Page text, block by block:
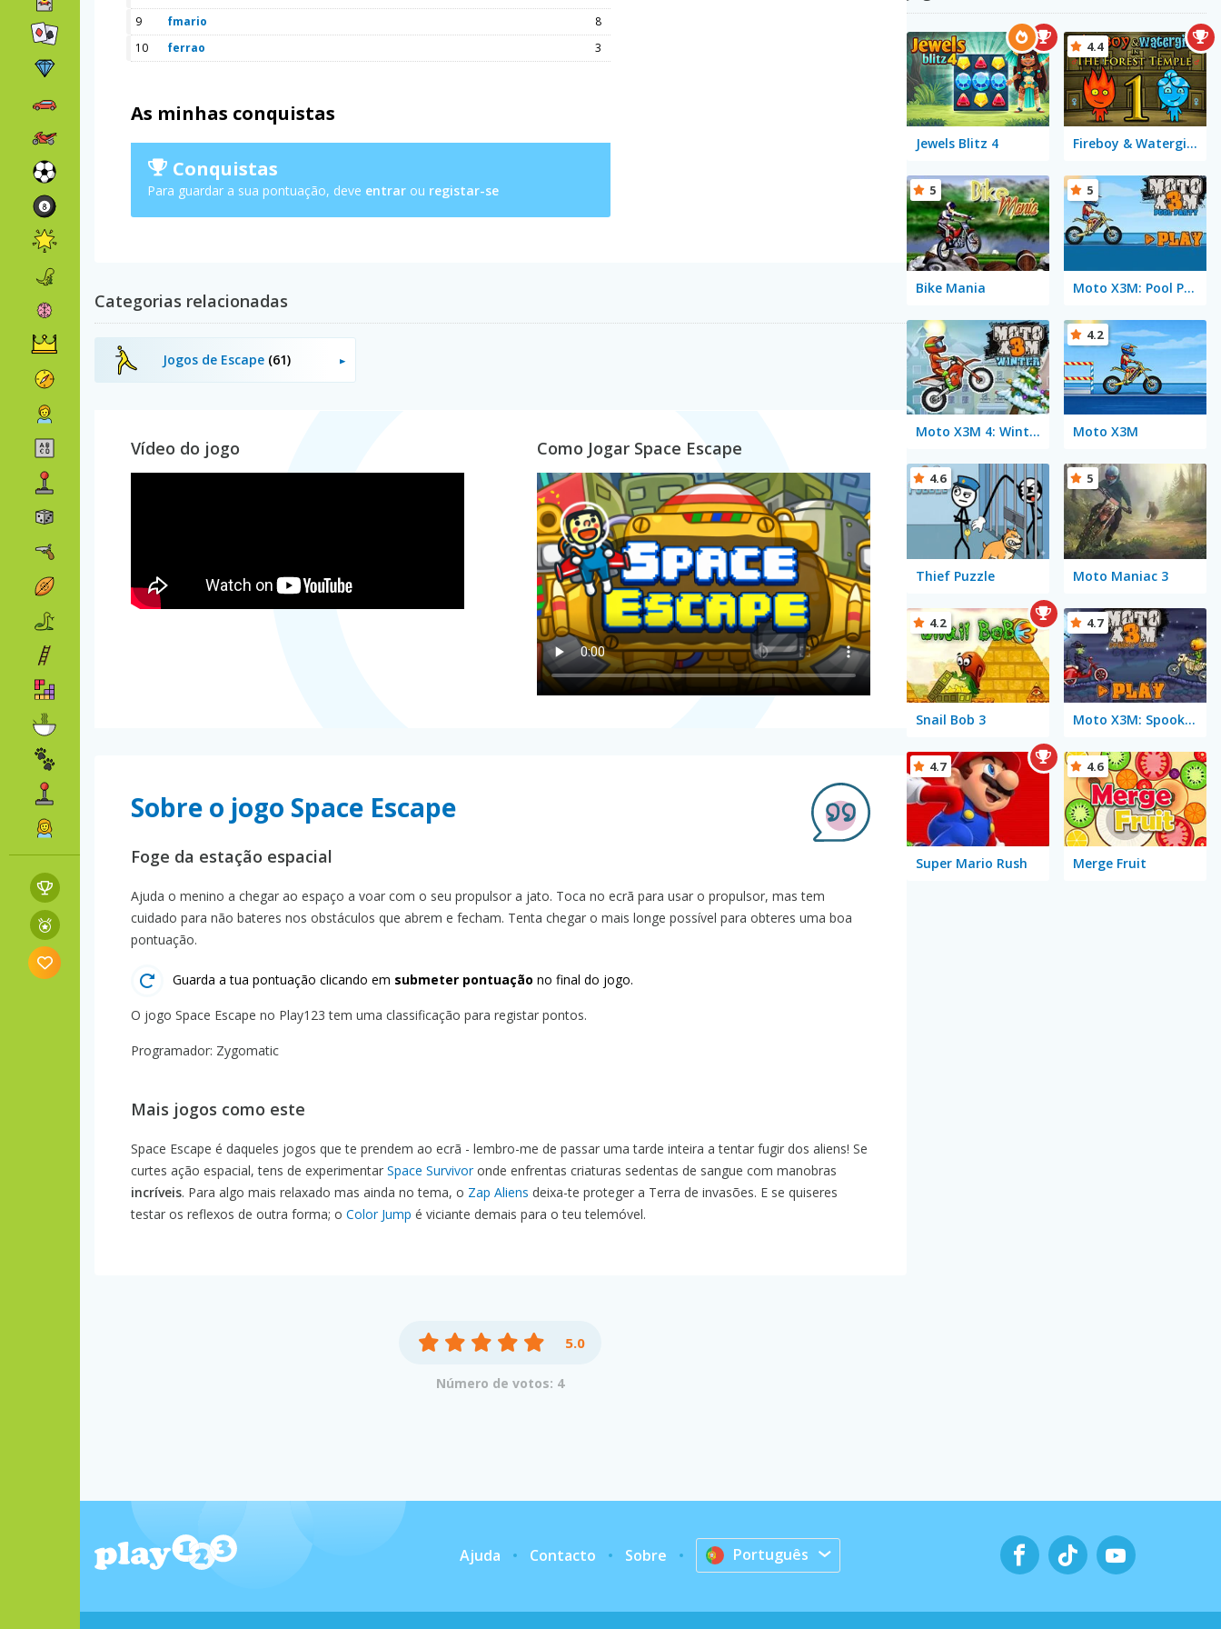
9
fmario
8
10
ferrao 3
As minhas conquistas
Conquistas
Para guardar a sua pontuação, deve entrar ou registar-se
Categorias relacionadas
Jogos de Escape (61)
Vídeo do jogo Como Jogar Space Escape
Sobre o jogo Space Escape
Foge da estação espacial
Ajuda o menino a chegar ao espaço a voar com o seu propulsor a jato. Toca no ecrã para usar o propulsor, mas tem
cuidado para não bateres nos obstáculos que abrem e fecham. Tenta chegar o mais longe possível para obteres uma boa
pontuação.
Guarda a tua pontuação clicando em submeter pontuação no final do jogo.
O jogo Space Escape no Play123 tem uma classificação para registar pontos.
Programador: Zygomatic
Mais jogos como este
Space Escape é daqueles jogos que te prendem ao ecrã - lembro-me de passar uma tarde inteira a tentar fugir dos aliens! Se
curtes ação espacial, tens de experimentar Space Survivoronde enfrentas criaturas sedentas de sangue com manobras
incríveis. Para algo mais relaxado mas ainda no tema, o Zap Aliens deixa-te proteger a Terra de invasões. E se quiseres
testar os reflexos de outra forma; o Color Jump é viciante demais para o teu telemóvel.
5.0
Número de votos: 4
Jewels Blitz 4 Fireboy & Watergirl in The Forest Temple
4.4
Bike Mania
5
Moto X3M: Pool Party
5
Moto X3M 4: Winter Moto X3M
4.2
Thief Puzzle
4.6
Moto Maniac 3
5
Snail Bob 3
4.2
Moto X3M: Spooky Land
4.7
Super Mario Rush
4.7
Merge Fruit
4.6
Ajuda Contacto Sobre Português